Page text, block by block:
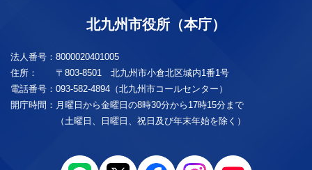
北九州市役所（本庁）
法人番号： 8000020401005
住所：
〒803-8501 北九州市小倉北区城内1番1号
電話番号： 093-582-4894（北九州市コールセンター）
開庁時間： 月曜日から金曜日の8時30分から17時15分まで
（土曜日、日曜日、祝日及び年末年始を除く）